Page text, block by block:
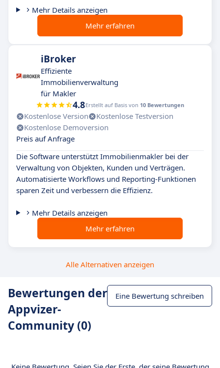
Mehr Details anzeigen
Mehr erfahren
iBroker
Effiziente
Immobilienverwaltung
für Makler
4.8Erstellt auf Basis von 10 Bewertungen
Kostenlose Version
Kostenlose Testversion
Kostenlose Demoversion
Preis auf Anfrage
Die Software unterstützt Immobilienmakler bei der
Verwaltung von Objekten, Kunden und Verträgen.
Automatisierte Workflows und Reporting-Funktionen
sparen Zeit und verbessern die Effizienz.
Mehr Details anzeigen
Mehr erfahren
Alle Alternativen anzeigen
Bewertungen der
Appvizer-
Community (0)
Eine Bewertung schreiben